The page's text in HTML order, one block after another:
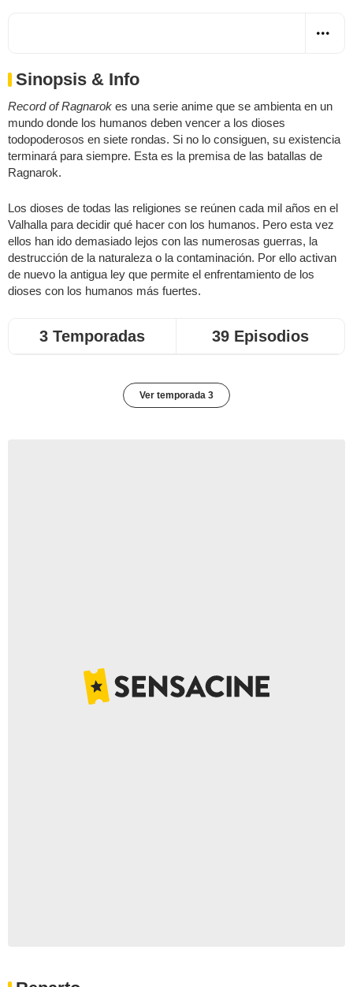
Sinopsis & Info
Record of Ragnarok es una serie anime que se ambienta en un
mundo donde los humanos deben vencer a los dioses
todopoderosos en siete rondas. Si no lo consiguen, su existencia
terminará para siempre. Esta es la premisa de las batallas de
Ragnarok.
Los dioses de todas las religiones se reúnen cada mil años en el
Valhalla para decidir qué hacer con los humanos. Pero esta vez
ellos han ido demasiado lejos con las numerosas guerras, la
destrucción de la naturaleza o la contaminación. Por ello activan
de nuevo la antigua ley que permite el enfrentamiento de los
dioses con los humanos más fuertes.
3 Temporadas 39 Episodios
Ver temporada 3